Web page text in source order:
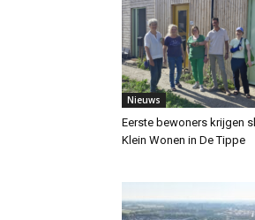
Nieuws
Eerste bewoners krijgen
Klein Wonen in De Tippe